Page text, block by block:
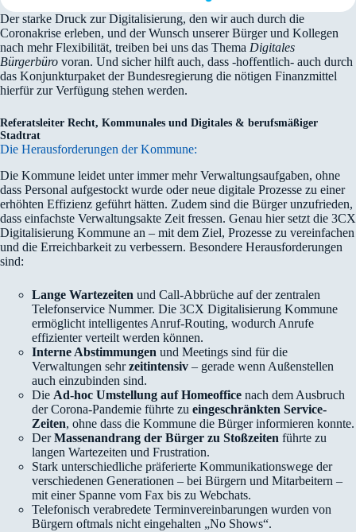
Der starke Druck zur Digitalisierung, den wir auch durch die
Coronakrise erleben, und der Wunsch unserer Bürger und Kollegen
nach mehr Flexibilität, treiben bei uns das Thema Digitales
Bürgerbüro voran. Und sicher hilft auch, dass -hoffentlich- auch durch
das Konjunkturpaket der Bundesregierung die nötigen Finanzmittel
hierfür zur Verfügung stehen werden.
Referatsleiter Recht, Kommunales und Digitales & berufsmäßiger
Stadtrat
Die Herausforderungen der Kommune:
Die Kommune leidet unter immer mehr Verwaltungsaufgaben, ohne
dass Personal aufgestockt wurde oder neue digitale Prozesse zu einer
erhöhten Effizienz geführt hätten. Zudem sind die Bürger unzufrieden,
dass einfachste Verwaltungsakte Zeit fressen. Genau hier setzt die 3CX
Digitalisierung Kommune an – mit dem Ziel, Prozesse zu vereinfachen
und die Erreichbarkeit zu verbessern. Besondere Herausforderungen
sind:
Lange Wartezeiten und Call-Abbrüche auf der zentralen
Telefonservice Nummer. Die 3CX Digitalisierung Kommune
ermöglicht intelligentes Anruf-Routing, wodurch Anrufe
effizienter verteilt werden können.
Interne Abstimmungen und Meetings sind für die
Verwaltungen sehrzeitintensiv – gerade wenn Außenstellen
auch einzubinden sind.
Die Ad-hoc Umstellung auf Homeoffice nach dem Ausbruch
der Corona-Pandemie führte zu eingeschränkten Service-
Zeiten, ohne dass die Kommune die Bürger informieren konnte.
DerMassenandrang der Bürger zu Stoßzeiten führte zu
langen Wartezeiten und Frustration.
Stark unterschiedliche präferierte Kommunikationswege der
verschiedenen Generationen – bei Bürgern und Mitarbeitern –
mit einer Spanne vom Fax bis zu Webchats.
Telefonisch verabredete Terminvereinbarungen wurden von
Bürgern oftmals nicht eingehalten „No Shows“.